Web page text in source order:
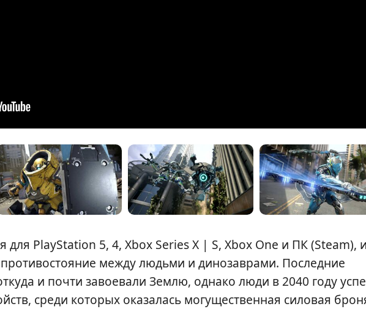
для PlayStation 5, 4, Xbox Series X | S, Xbox One и ПК (Steam),
противостояние между людьми и динозаврами. Последние
и почти завоевали Землю, однако люди в 2040 году
среди которых оказалась могущественная силовая